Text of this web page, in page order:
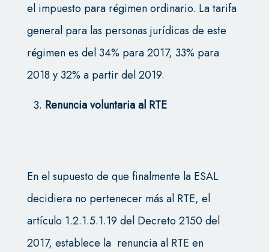
el impuesto para régimen ordinario. La tarifa
general para las personas jurídicas de este
régimen es del 34% para 2017, 33% para
2018 y 32% a partir del 2019.
Renuncia voluntaria al RTE
En el supuesto de que finalmente la ESAL
decidiera no pertenecer más al RTE, el
artículo 1.2.1.5.1.19 del Decreto 2150 del
2017, establece la renuncia al RTE en